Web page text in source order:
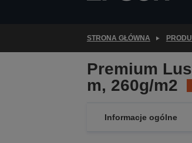
STRONA GŁÓWNA
Premium
m, 260g/m2
Informacje ogólne